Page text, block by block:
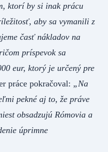
ktorí by si inak prácu
aby sa vymanili z
časť nákladov na
príspevok sa
eur, ktorý je určený pre
práce pokračoval: „Na
pekné aj to, že práve
obsadzujú Rómovia a
úprimne